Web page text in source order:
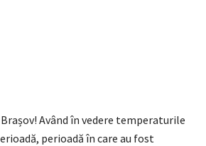
Având în vedere temperaturile
perioadă în care au fost